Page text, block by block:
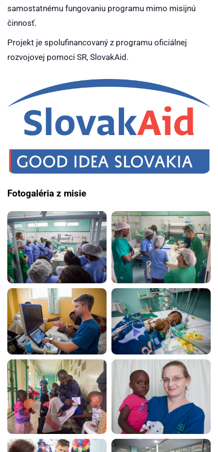
samostatnému fungovaniu programu mimo misijnú
činnosť.
Projekt je spolufinancovaný z programu oficiálnej
rozvojovej pomoci SR, SlovakAid.
Fotogaléria z misie